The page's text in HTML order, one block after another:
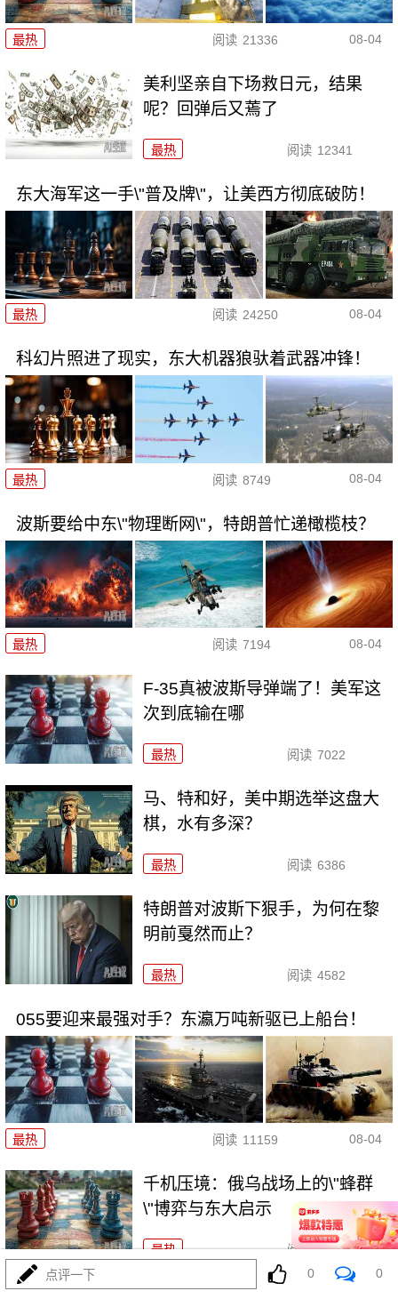
最热 阅读 21336 08-04
美利坚亲自下场救日元，结果
呢？回弹后又蔫了
最热 阅读 12341
东大海军这一手\"普及牌\"，让美西方彻底破防！
最热 阅读 24250 08-04
科幻片照进了现实，东大机器狼驮着武器冲锋！
最热 阅读 8749 08-04
波斯要给中东\"物理断网\"，特朗普忙递橄榄枝？
最热 阅读 7194 08-04
F-35真被波斯导弹端了！美军这
次到底输在哪
最热 阅读 7022
马、特和好，美中期选举这盘大
棋，水有多深？
最热 阅读 6386
特朗普对波斯下狠手，为何在黎
明前戛然而止？
最热 阅读 4582
055要迎来最强对手？东瀛万吨新驱已上船台！
最热 阅读 11159 08-04
千机压境：俄乌战场上的\"蜂群
\"博弈与东大启示
最热 阅读 8524
算了不打了？特朗普这脚刹车，把全世界都晃吐了
点评一下 0 0